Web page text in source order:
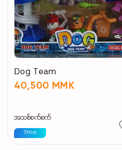
Dog Team
40,500 MMK
အသစ်စက်စက်
Shop